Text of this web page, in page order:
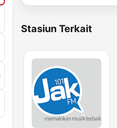
Stasiun Terkait